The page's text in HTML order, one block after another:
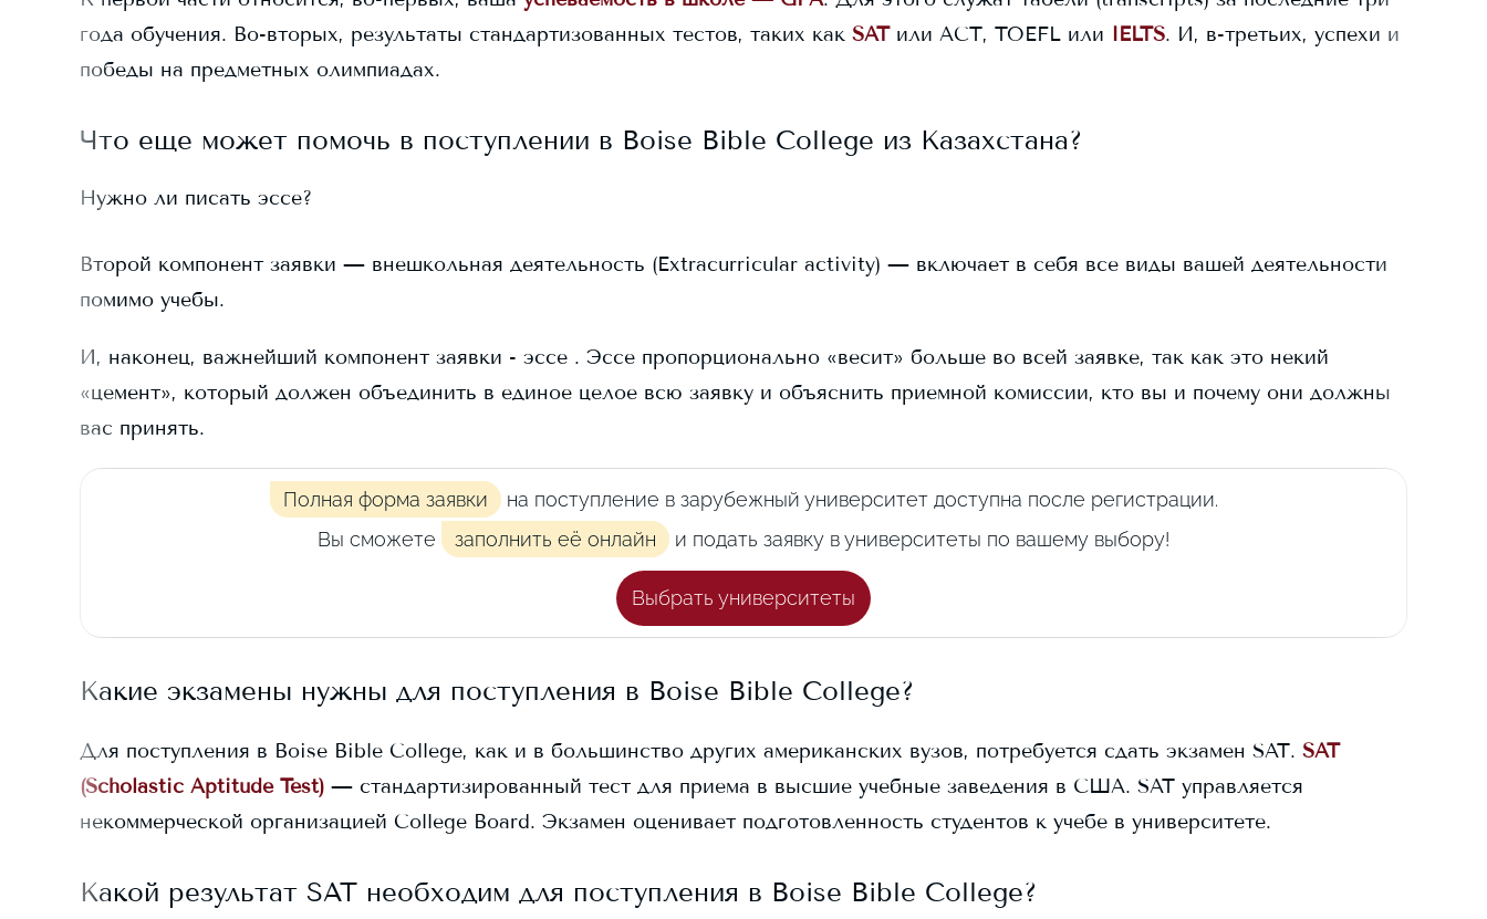
года обучения. Во-вторых, результаты стандартизованных тестов, таких как SAT или ACT, TOEFL или IELTS. И, в-третьих, успехи и
победы на предметных олимпиадах.
Что еще может помочь в поступлении в Boise Bible College из Казахстана?
Нужно ли писать эссе?
Второй компонент заявки — внешкольная деятельность (Extracurricular activity) — включает в себя все виды вашей деятельности
помимо учебы.
И, наконец, важнейший компонент заявки - эссе . Эссе пропорционально «весит» больше во всей заявке, так как это некий
«цемент», который должен объединить в единое целое всю заявку и объяснить приемной комиссии, кто вы и почему они должны
вас принять.
Полная форма заявки на поступление в зарубежный университет доступна после регистрации.
Вы сможете
заполнить её онлайн и подать заявку в университеты по вашему выбору!
Выбрать университеты
Какие экзамены нужны для поступления в Boise Bible College?
Для поступления в Boise Bible College, как и в большинство других американских вузов, потребуется сдать экзамен SAT. SAT
(Scholastic Aptitude Test) — стандартизированный тест для приема в высшие учебные заведения в США. SAT управляется
некоммерческой организацией College Board. Экзамен оценивает подготовленность студентов к учебе в университете.
Какой результат SAT необходим для поступления в Boise Bible College?